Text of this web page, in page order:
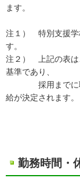
ます。
注１） 特別支援学
す。
注２） 上記の表は
基準であり、
採用までに職歴
給が決定されます。
勤務時間・